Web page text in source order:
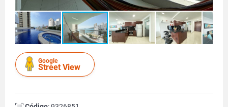
Google
Street View